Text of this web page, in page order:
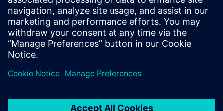
Hvis du trenger et standard pristilbud for denne opplæringen,
for eksempel til innkjøpsavdelingen, kan du klikke på lenken
nedenfor. Du må først oppgi noen personopplysninger, og
deretter vil du motta et pristilbud på e-post.
Gi tilbud